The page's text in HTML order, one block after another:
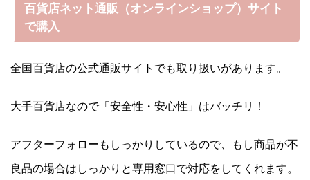
百貨店ネット通販（オンラインショップ）サイト
で購入
全国百貨店の公式通販サイトでも取り扱いがあります。
大手百貨店なので「安全性・安心性」はバッチリ！
アフターフォローもしっかりしているので、もし商品が不
良品の場合はしっかりと専用窓口で対応をしてくれます。